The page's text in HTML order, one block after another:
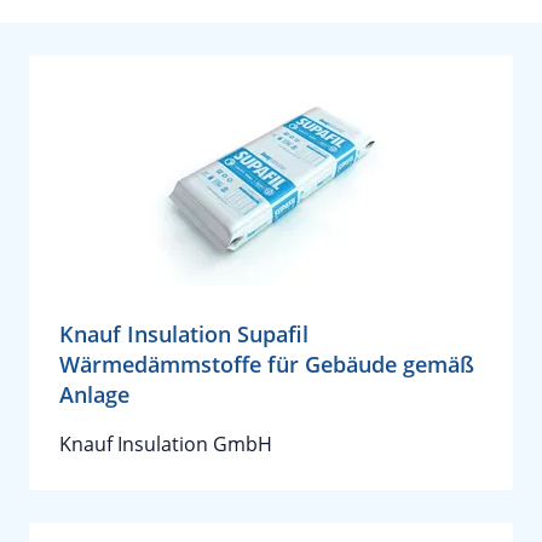
Knauf Insulation Supafil
Wärmedämmstoffe für Gebäude gemäß
Anlage
Knauf Insulation GmbH